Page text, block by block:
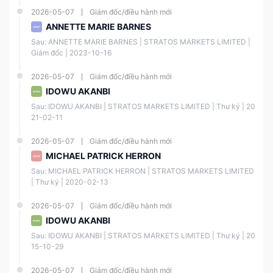
Có. Nó được quy định bởi ASIC, FCA, CySEC và ISA.
FXCM có cung cấp MT4 & MT5 tiêu chuẩn ngành
không?
Có. Không chỉ có MT4, mà còn có Trading Station,
Yêu cầu tối thiểu để nạp tiền vào FXCM là bao nhiêu?
2026-05-07 Giám đốc/điều hành mới
ANNETTE MARIE BARNES
Sau: ANNETTE MARIE BARNES | STRATOS MARKETS LIMITED |
Giám đốc | 2023-10-16
2026-05-07 Giám đốc/điều hành mới
IDOWU AKANBI
Sau: IDOWU AKANBI | STRATOS MARKETS LIMITED | Thư ký | 20
21-02-11
2026-05-07 Giám đốc/điều hành mới
MICHAEL PATRICK HERRON
Sau: MICHAEL PATRICK HERRON | STRATOS MARKETS LIMITED
| Thư ký | 2020-02-13
2026-05-07 Giám đốc/điều hành mới
IDOWU AKANBI
Sau: IDOWU AKANBI | STRATOS MARKETS LIMITED | Thư ký | 20
15-10-29
2026-05-07 Giám đốc/điều hành mới